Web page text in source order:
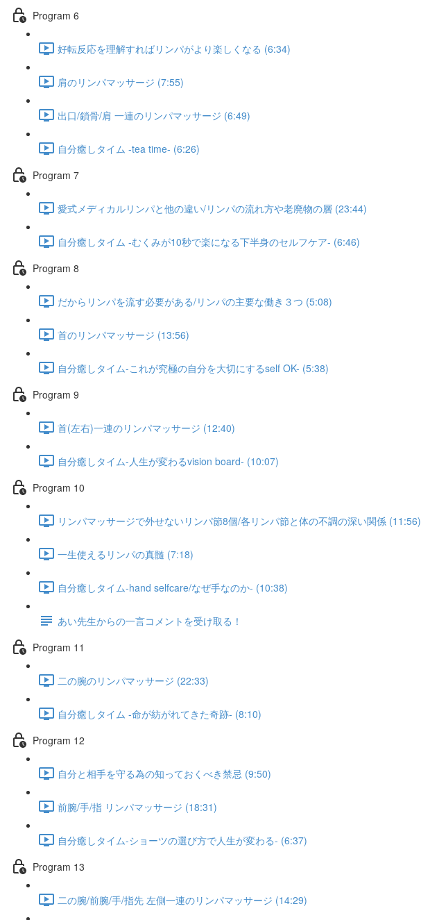
Program 6​
好転反応を理解すればリンパがより楽しくなる (6:34)
肩のリンパマッサージ (7:55)
出口/鎖骨/肩 一連のリンパマッサージ (6:49)
自分癒しタイム -tea time- (6:26)
Program 7
愛式メディカルリンパと他の違い/リンパの流れ方や老廃物の層 (23:44)
自分癒しタイム -むくみが10秒で楽になる下半身のセルフケア- (6:46)
Program 8
だからリンパを流す必要がある/リンパの主要な働き３つ (5:08)
首のリンパマッサージ (13:56)
自分癒しタイム-これが究極の自分を大切にするself OK- (5:38)
Program 9
首(左右)一連のリンパマッサージ (12:40)
自分癒しタイム-人生が変わるvision board- (10:07)
Program 10
リンパマッサージで外せないリンパ節8個/各リンパ節と体の不調の深い関係 (11:56)
一生使えるリンパの真髄 (7:18)
自分癒しタイム-hand selfcare/なぜ手なのか- (10:38)
あい先生からの一言コメントを受け取る！
Program 11
二の腕のリンパマッサージ (22:33)
自分癒しタイム -命が紡がれてきた奇跡- (8:10)
Program 12
自分と相手を守る為の知っておくべき禁忌 (9:50)
前腕/手/指 リンパマッサージ (18:31)
自分癒しタイム-ショーツの選び方で人生が変わる- (6:37)
Program 13
二の腕/前腕/手/指先 左側一連のリンパマッサージ (14:29)